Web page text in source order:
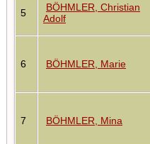
5
BÖHMLER, Christian
Adolf
6 BÖHMLER, Marie
7 BÖHMLER, Mina